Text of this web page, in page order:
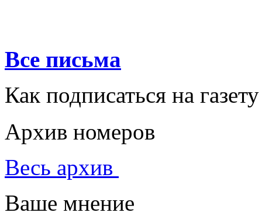
Все письма
Как подписаться на газету
Архив номеров
Весь архив
Ваше мнение